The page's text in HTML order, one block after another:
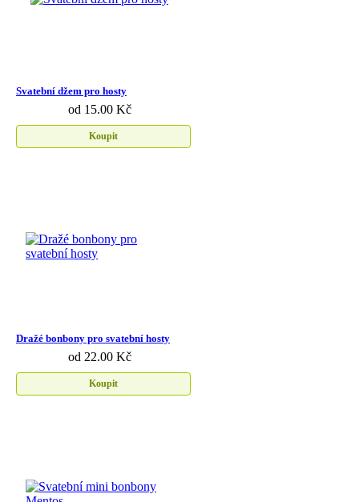
Svatební džem pro hosty
od 15.00 Kč
Koupit
Dražé bonbony pro svatební hosty
od 22.00 Kč
Koupit